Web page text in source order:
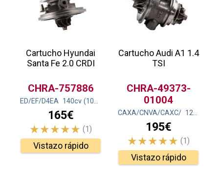
Cartucho Hyundai
Santa Fe 2.0 CRDI
CHRA-757886
ED/EF/D4EA 140cv (103
165€
(1)
Vistazo rápido
Cartucho Audi A1 1.4
TSI
CHRA-49373-
01004
CAXA/CNVA/CAXC/ 122
195€
(1)
Vistazo rápido